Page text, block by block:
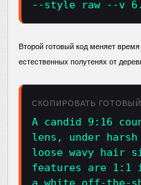
--style raw --v
Второй готовый код меняет
естественных полутенях от
СКОПИРОВАТЬ ГОТОВЫЙ
A candid 9:16
lens, under
loose wavy hair
features are 1:1